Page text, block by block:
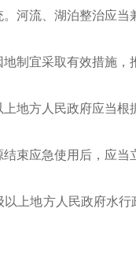
河流、湖泊整治应
制宜采取有效措施
地方人民政府应当根
束应急使用后，应当
上地方人民政府水行